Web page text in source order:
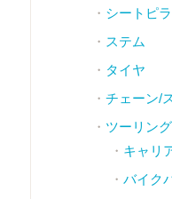
シートピ
ステム
タイヤ
チェーン/
ツーリン
キャリ
バイク